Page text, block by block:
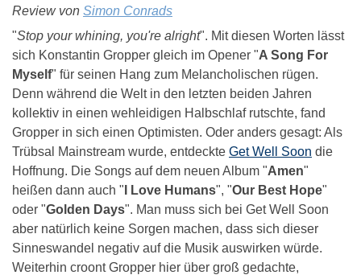
Review von Simon Conrads
"Stop your whining, you're alright". Mit diesen Worten lässt
sich Konstantin Gropper gleich im Opener "A Song For
Myself" für seinen Hang zum Melancholischen rügen.
Denn während die Welt in den letzten beiden Jahren
kollektiv in einen wehleidigen Halbschlaf rutschte, fand
Gropper in sich einen Optimisten. Oder anders gesagt: Als
Trübsal Mainstream wurde, entdeckte Get Well Soon die
Hoffnung. Die Songs auf dem neuen Album "Amen"
heißen dann auch " I Love Humans", "Our Best Hope"
oder "Golden Days". Man muss sich bei Get Well Soon
aber natürlich keine Sorgen machen, dass sich dieser
Sinneswandel negativ auf die Musik auswirken würde.
Weiterhin croont Gropper hier über groß gedachte,